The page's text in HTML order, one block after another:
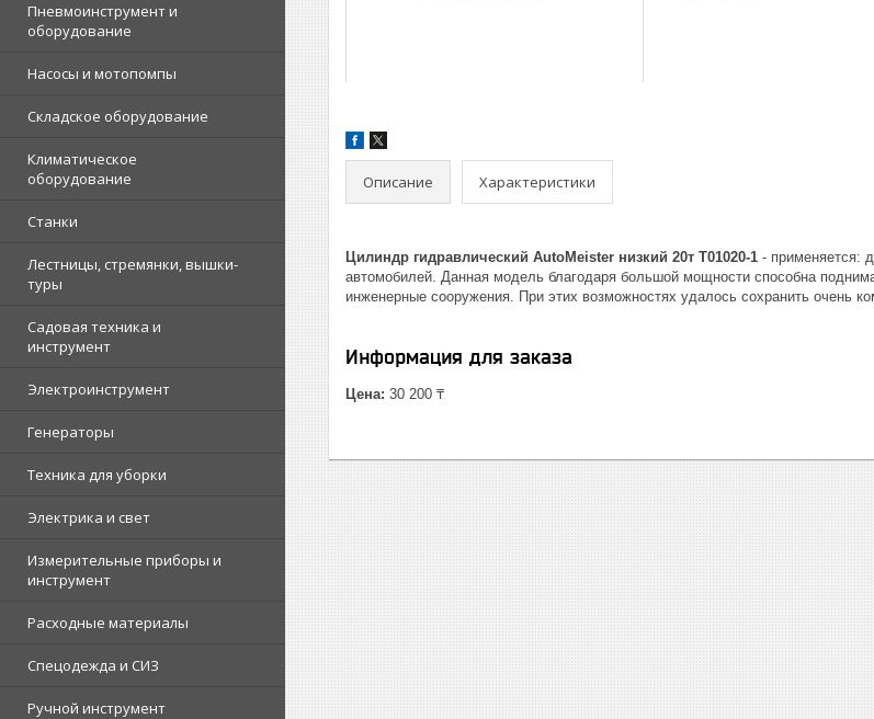
Пневмоинструмент и
оборудование
Насосы и мотопомпы
Складское оборудование
Климатическое
оборудование
Станки
Лестницы, стремянки, вышки-
туры
Садовая техника и
инструмент
Электроинструмент
Генераторы
Техника для уборки
Электрика и свет
Измерительные приборы и
инструмент
Расходные материалы
Спецодежда и СИЗ
Ручной инструмент
Описание Характеристики
Цилиндр гидравлический AutoMeister низкий 20т T01020-1 - применяется:
автомобилей. Данная модель благодаря большой мощности способна
инженерные сооружения. При этих возможностях удалось сохранить очень
Информация для заказа
Цена: 30 200 ₸